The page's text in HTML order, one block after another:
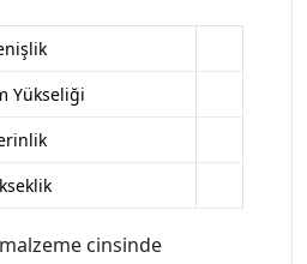
Yükseliği
cinsinde